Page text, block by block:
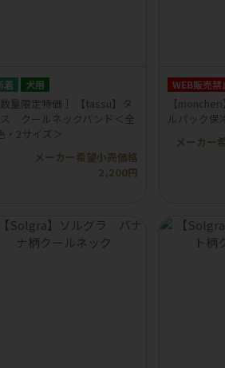
犬用
数量限定特価 ］【tassu】タ
ス クールネックバンド＜全
・2サイズ＞
メーカー希望小売価格
2,200円
WEB販売禁
【
ルパック保
メーカー